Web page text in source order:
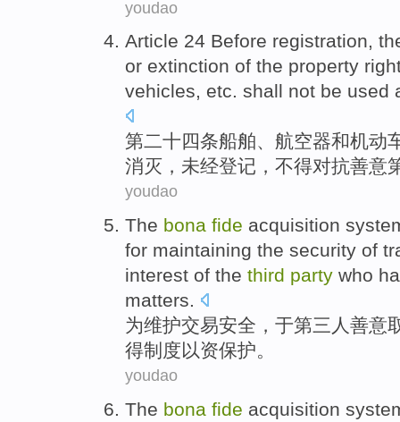
youdao
Article 24 Before registration,
or extinction of the property
vehicles, etc. shall not be used
第二十四条船舶、 航空器和机动
消灭 ， 未经登记， 不得对抗善意
youdao
The bona fide acquisition
for maintaining the security of
interest of the third party who
matters.
为维护交易安全 ， 于第三 人 善意
得制度以资保护。
youdao
The bona fide acquisition